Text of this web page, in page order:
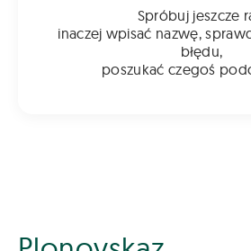
Spróbuj jeszcze
inaczej wpisać nazwę,
błędu,
poszukać czegoś